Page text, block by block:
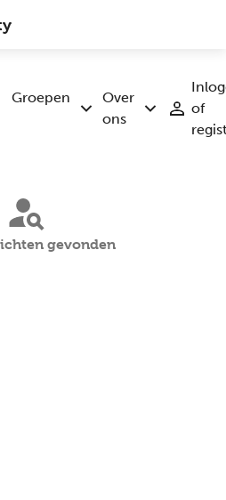
Groepen
Submenu
Over
ons
Submenu
of
gevonden